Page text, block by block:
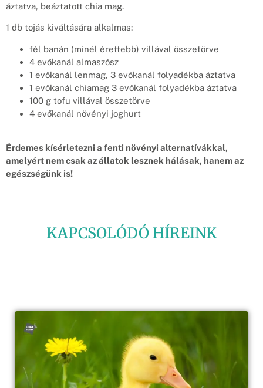
áztatva, beáztatott chia mag.
1 db tojás kiváltására alkalmas:
fél banán (minél érettebb) villával összetörve
4 evőkanál almaszósz
1 evőkanál lenmag, 3 evőkanál folyadékba áztatva
1 evőkanál chiamag 3 evőkanál folyadékba áztatva
100 g tofu villával összetörve
4 evőkanál növényi joghurt
Érdemes kísérletezni a fenti növényi alternatívákkal,
amelyért nem csak az állatok lesznek hálásak, hanem az
egészségünk is!
KAPCSOLÓDÓ HÍREINK